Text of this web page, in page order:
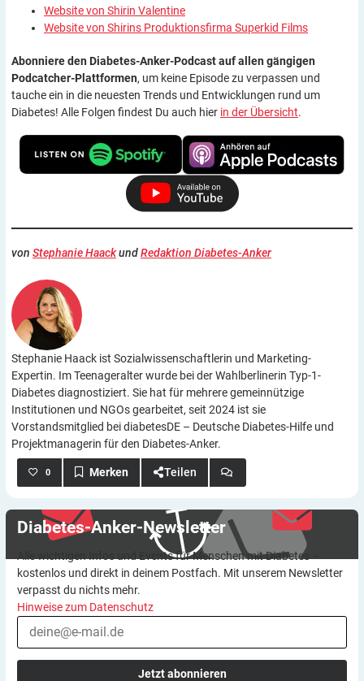
Website von Shirin Valentine
Website von Shirins Produktionsfirma Superkid Films
Abonniere den Diabetes-Anker-Podcast auf allen gängigen
Podcatcher-Plattformen, um keine Episode zu verpassen und
tauche ein in die neuesten Trends und Entwicklungen rund um
Diabetes! Alle Folgen findest Du auch hier in der Übersicht.
von Stephanie HaackundRedaktion Diabetes-Anker
Stephanie Haack ist Sozialwissenschaftlerin und Marketing-
Expertin. Im Teenageralter wurde bei der Wahlberlinerin Typ-1-
Diabetes diagnostiziert. Sie hat für mehrere gemeinnützige
Institutionen und NGOs gearbeitet, seit 2024 ist sie
Vorstandsmitglied bei diabetesDE – Deutsche Diabetes-Hilfe und
Projektmanagerin für den Diabetes-Anker.
0 Teilen
Diabetes-Anker-Newsletter
Alle wichtigen Infos und Events für Menschen mit Diabetes –
kostenlos und direkt in deinem Postfach. Mit unserem Newsletter
verpasst du nichts mehr.
Hinweise zum Datenschutz
Jetzt abonnieren